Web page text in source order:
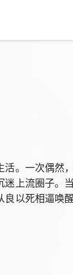
活。一次偶然
上流圈子。
以死相逼唤